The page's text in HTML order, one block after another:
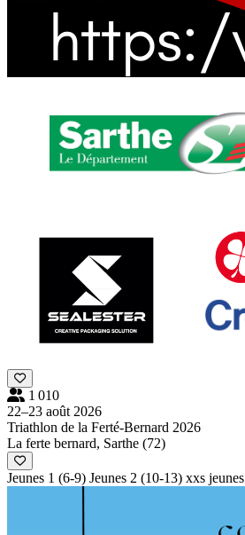
1 010
22–23 août 2026
Triathlon de la Ferté-Bernard 2026
La ferte bernard, Sarthe (72)
Jeunes 1 (6-9) Jeunes 2 (10-13) xxs jeunes